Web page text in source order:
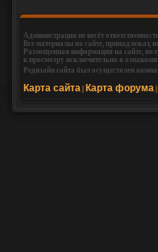
Администрация не несёт
Все материалы на сайте, принадлежат,
Размещенная информация на сайте,
к просмотру исключительно в
Редизайн сайта был осуществлен
Карта сайта Карта форума